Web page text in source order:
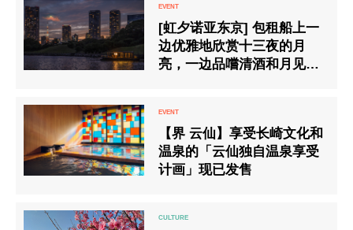
[虹夕诺亚东京] 包租船上一
边优雅地欣赏十三夜的月
亮，一边品嚐清酒和月见团
【界 云仙】享受长崎文化和
温泉的「云仙独自温泉享受
计画」现已发售